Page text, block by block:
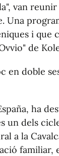
van
Una
i que
de
en doble
ha
un dels
la
familiar,